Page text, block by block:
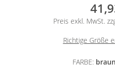
Preis exkl. MwSt.
Richtige Größe
FARBE: